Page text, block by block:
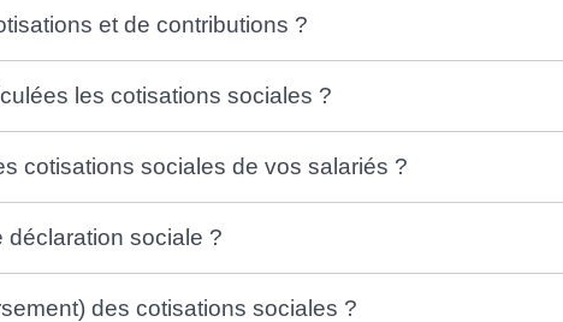
et de contributions ?
les cotisations sociales ?
cotisations sociales de vos salariés ?
déclaration sociale ?
des cotisations sociales ?